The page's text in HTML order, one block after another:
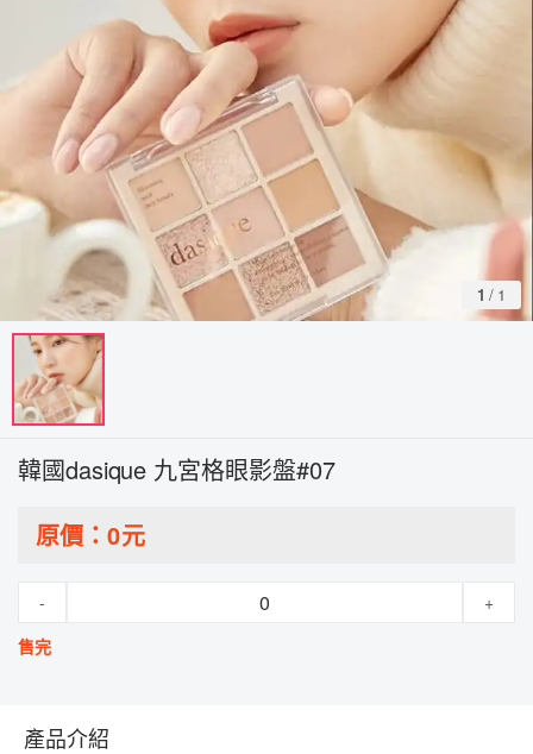
1 / 1
韓國dasique 九宮格眼影盤#07
原價：0元
-
+
售完
產品介紹